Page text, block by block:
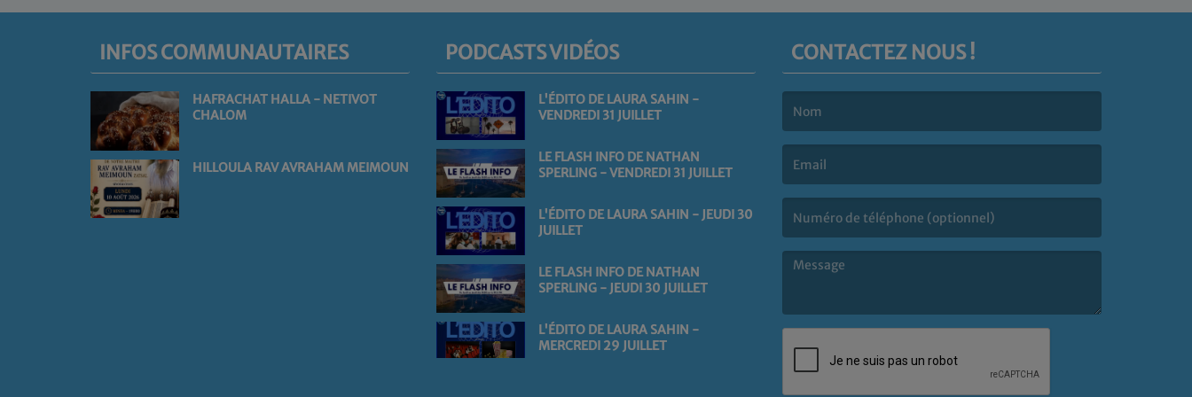
INFOS COMMUNAUTAIRES
HAFRACHAT HALLA - NETIVOT
CHALOM
HILLOULA RAV AVRAHAM MEIMOUN
PODCASTS VIDÉOS
L'ÉDITO DE LAURA SAHIN -
VENDREDI 31 JUILLET
LE FLASH INFO DE NATHAN
SPERLING - VENDREDI 31 JUILLET
L'ÉDITO DE LAURA SAHIN - JEUDI 30
JUILLET
LE FLASH INFO DE NATHAN
SPERLING - JEUDI 30 JUILLET
L'ÉDITO DE LAURA SAHIN -
MERCREDI 29 JUILLET
CONTACTEZ NOUS !